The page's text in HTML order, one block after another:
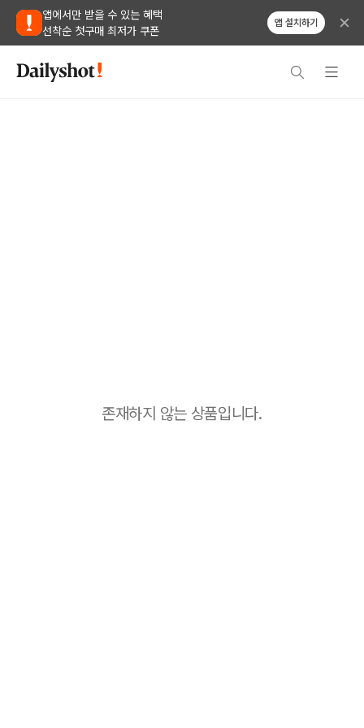
앱에서만 받을 수 있는 혜택
선착순 첫구매 최저가 쿠폰
앱 설치하기
존재하지 않는 상품입니다.